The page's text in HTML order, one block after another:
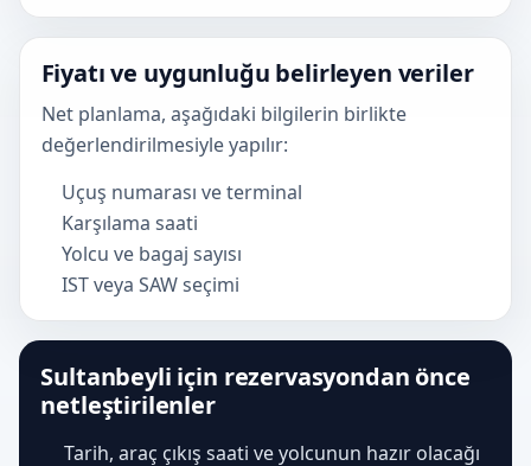
Fiyatı ve uygunluğu belirleyen veriler
Net planlama, aşağıdaki bilgilerin birlikte
değerlendirilmesiyle yapılır:
Uçuş numarası ve terminal
Karşılama saati
Yolcu ve bagaj sayısı
IST veya SAW seçimi
Sultanbeyli için rezervasyondan önce
netleştirilenler
Tarih, araç çıkış saati ve yolcunun hazır olacağı